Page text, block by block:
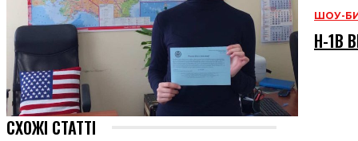
ШОУ-
H-1B
СХОЖІ СТАТТІ